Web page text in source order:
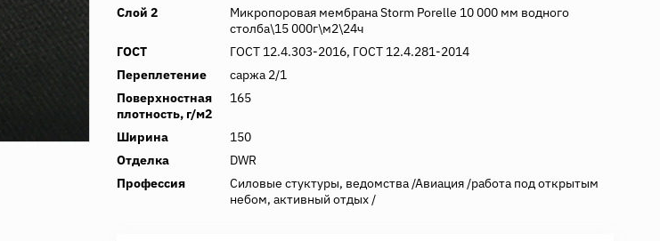
Слой 2
Микропоровая мембрана Storm Porelle 10 000 мм водного
столба\15 000г\м2\24ч
ГОСТ
ГОСТ 12.4.303-2016, ГОСТ 12.4.281-2014
Переплетение
саржа 2/1
Поверхностная
плотность, г/м2
165
Ширина
150
Отделка
DWR
Профессия
Силовые стуктуры, ведомства /Авиация /работа под открытым
небом, активный отдых /